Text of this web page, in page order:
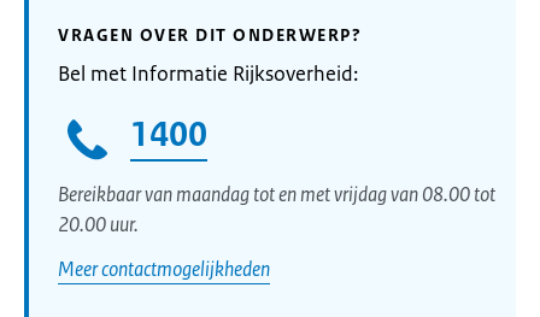
VRAGEN OVER DIT ONDERWERP?
Bel met Informatie Rijksoverheid:
1400
Bereikbaar van maandag tot en met vrijdag van 08.00 tot
20.00 uur.
Meer contactmogelijkheden